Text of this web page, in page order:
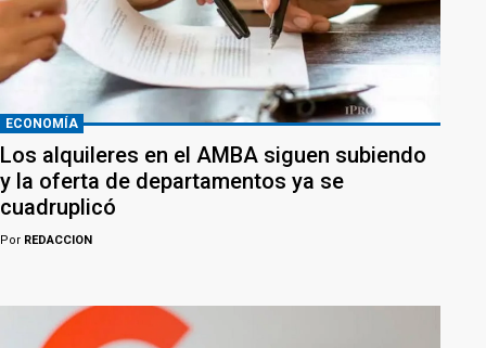
ECONOMÍA
Los alquileres en el AMBA siguen subiendo
y la oferta de departamentos ya se
cuadruplicó
Por REDACCION